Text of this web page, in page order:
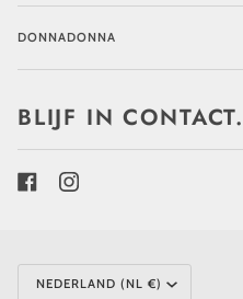
DONNADONNA
BLIJF IN CONTACT.
MUNTEENHEID
NEDERLAND (NL €)